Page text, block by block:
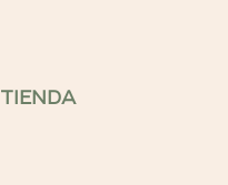
TIENDA